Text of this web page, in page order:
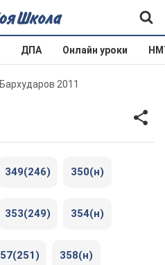
ДПА Онлайн уроки
2011
349(246) 350(н)
353(249) 354(н)
358(н)